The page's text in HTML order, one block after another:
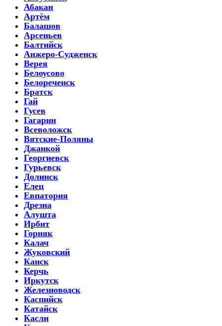
Абакан
Артём
Балашов
Арсеньев
Балтийск
Анжеро-Судженск
Верея
Белоусово
Белореченск
Братск
Гай
Гусев
Гагарин
Всеволожск
Вятские-Поляны
Джанкой
Георгиевск
Гурьевск
Долинск
Елец
Евпатория
Дрезна
Алушта
Ирбит
Горняк
Калач
Жуковский
Канск
Керчь
Иркутск
Железноводск
Каспийск
Катайск
Касли